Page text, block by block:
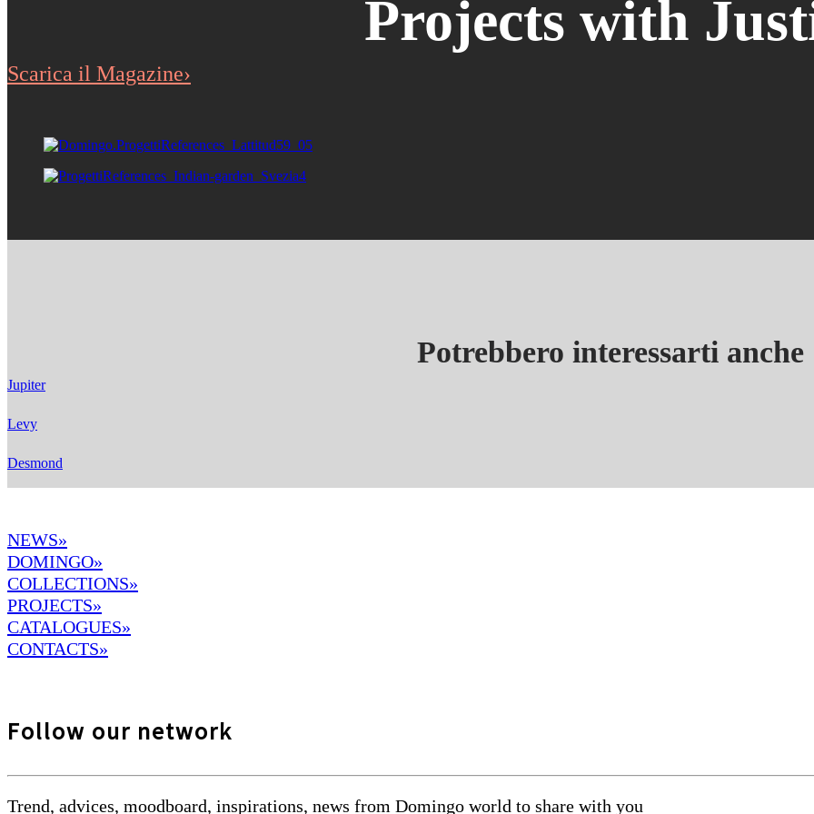
Projects with
Scarica il Magazine›
Potrebbero interessarti anche
Jupiter
Levy
Desmond
NEWS»
DOMINGO»
COLLECTIONS»
PROJECTS»
CATALOGUES»
CONTACTS»
Follow our network
Trend, advices, moodboard, inspirations, news from Domingo world to share with you